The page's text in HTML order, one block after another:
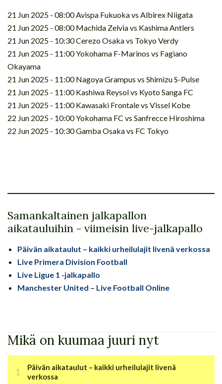
21 Jun 2025 - 08:00 Avispa Fukuoka vs Albirex Niigata
21 Jun 2025 - 08:00 Machida Zelvia vs Kashima Antlers
21 Jun 2025 - 10:30 Cerezo Osaka vs Tokyo Verdy
21 Jun 2025 - 11:00 Yokohama F-Marinos vs Fagiano
Okayama
21 Jun 2025 - 11:00 Nagoya Grampus vs Shimizu S-Pulse
21 Jun 2025 - 11:00 Kashiwa Reysol vs Kyoto Sanga FC
21 Jun 2025 - 11:00 Kawasaki Frontale vs Vissel Kobe
22 Jun 2025 - 10:00 Yokohama FC vs Sanfrecce Hiroshima
22 Jun 2025 - 10:30 Gamba Osaka vs FC Tokyo
Samankaltainen jalkapallon
aikatauluihin - viimeisin live-jalkapallo
Päivän aikataulut – kaikki urheilulajit livenä verkossa
Live Primera Division Football
Live Ligue 1 -jalkapallo
Manchester United – Live Football Online
Mikä on kuumaa juuri nyt
Päivän aikataulut – kaikki urheilulajit livenä
verkossa